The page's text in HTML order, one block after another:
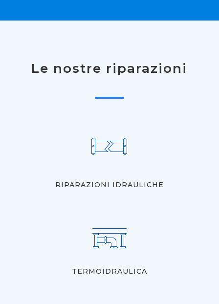
Le nostre riparazioni
RIPARAZIONI IDRAULICHE
TERMOIDRAULICA